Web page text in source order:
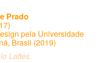
Prado
pela Universidade
Brasil (2019)
Lattes.